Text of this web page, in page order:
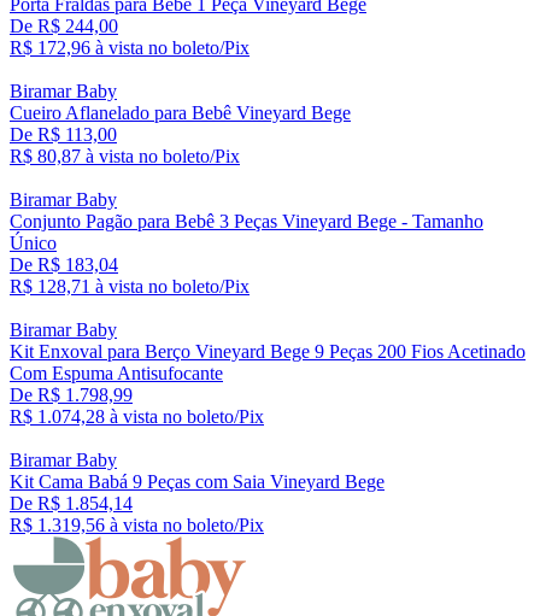
De R$ 244,00
R$ 172,96 à vista no boleto/Pix
Biramar Baby
Cueiro Aflanelado para Bebê Vineyard Bege
De R$ 113,00
R$ 80,87 à vista no boleto/Pix
Biramar Baby
Conjunto Pagão para Bebê 3 Peças Vineyard Bege - Tamanho
Único
De R$ 183,04
R$ 128,71 à vista no boleto/Pix
Biramar Baby
Kit Enxoval para Berço Vineyard Bege 9 Peças 200 Fios Acetinado
Com Espuma Antisufocante
De R$ 1.798,99
R$ 1.074,28 à vista no boleto/Pix
Biramar Baby
Kit Cama Babá 9 Peças com Saia Vineyard Bege
De R$ 1.854,14
R$ 1.319,56 à vista no boleto/Pix